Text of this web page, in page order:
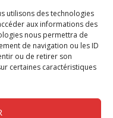
utilisons des technologies
aux informations des
nous permettra de
de navigation ou les ID
ou de retirer son
certaines caractéristiques